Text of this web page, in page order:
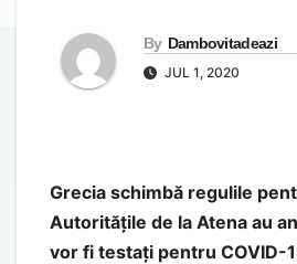
By Dambovitadeazi
JUL 1, 2020
Grecia schimbă regulile
Autoritățile de la Atena au
vor fi testați pentru COVID-